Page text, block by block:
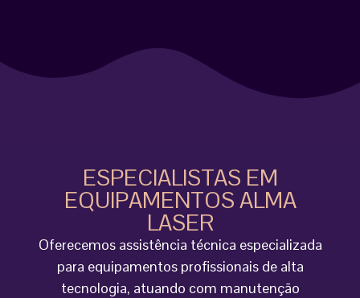
ESPECIALISTAS EM
EQUIPAMENTOS ALMA
LASER
Oferecemos assistência técnica especializada
para equipamentos profissionais de alta
tecnologia, atuando com manutenção